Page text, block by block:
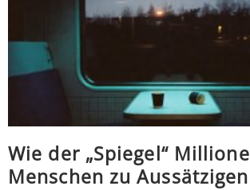
Wie der „Spiegel“
Menschen zu